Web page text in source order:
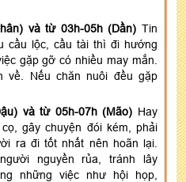
và từ 03h-05h (Dần) Tin
cầu lộc, cầu tài thì đi hướng
gặp gỡ có nhiều may mắn.
về. Nếu chăn nuôi đều gặp
và từ 05h-07h (Mão) Hay
gây chuyện đói kém, phải
ra đi tốt nhất nên hoãn lại.
nguyền rủa, tránh lây
những việc như hội họp,